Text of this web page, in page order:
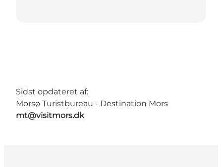
Sidst opdateret af:
Morsø Turistbureau - Destination Mors
mt@visitmors.dk